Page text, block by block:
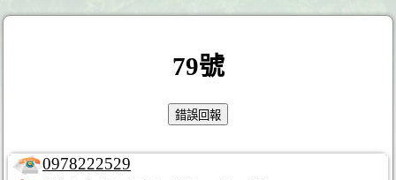
79號
0978222529